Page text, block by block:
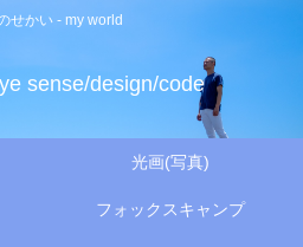
せかい - my world
sense/design/code
光画(写真)
フォックスキャンプ